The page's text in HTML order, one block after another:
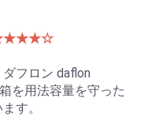
フロン daflon
を用法容量を守った
す。